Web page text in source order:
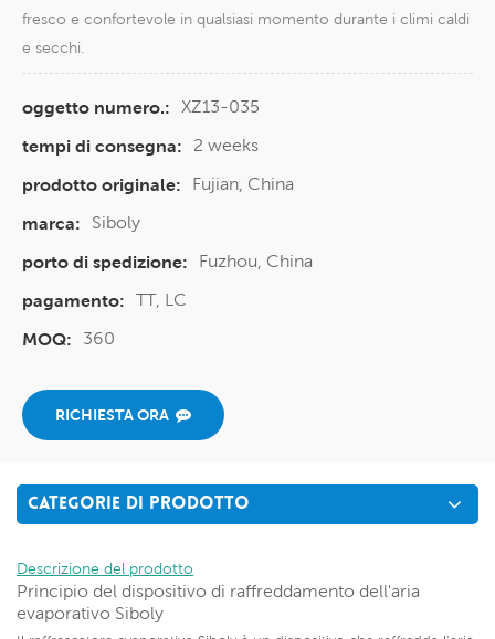
fresco e confortevole in qualsiasi momento durante i climi caldi
e secchi.
oggetto numero.: XZ13-035
tempi di consegna:
2 weeks
prodotto originale:
Fujian, China
marca:
Siboly
porto di spedizione:
Fuzhou, China
pagamento: TT, LC
MOQ:
360
RICHIESTA ORA
CATEGORIE DI PRODOTTO
Descrizione del prodotto
Principio del dispositivo di raffreddamento dell'aria
evaporativo Siboly